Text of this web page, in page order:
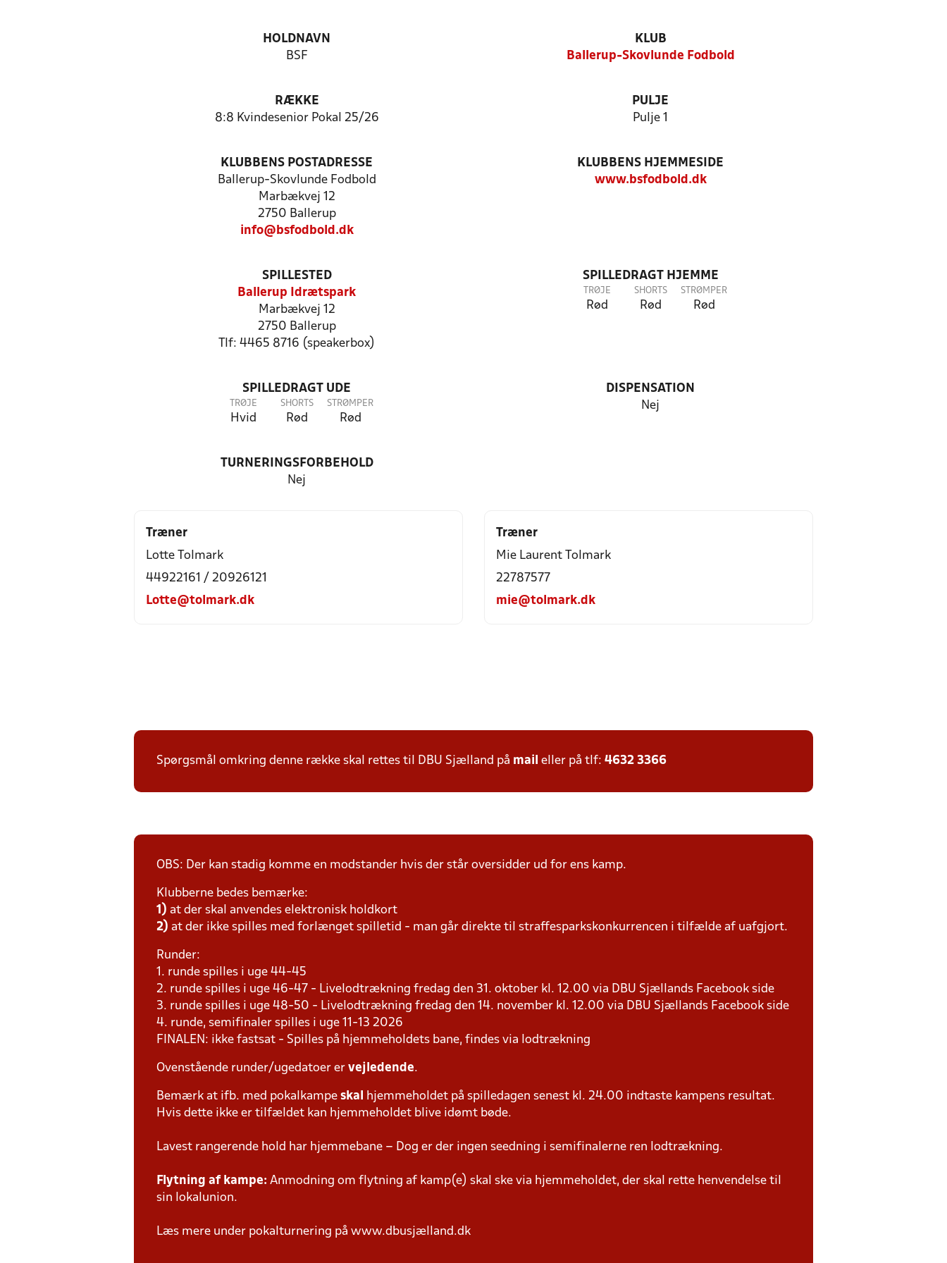
HOLDNAVN
BSF
KLUB
Ballerup-Skovlunde Fodbold
RÆKKE
8:8 Kvindesenior Pokal 25/26
PULJE
Pulje 1
KLUBBENS POSTADRESSE
Ballerup-Skovlunde Fodbold
Marbækvej 12
2750 Ballerup
info@bsfodbold.dk
KLUBBENS HJEMMESIDE
www.bsfodbold.dk
SPILLESTED
Ballerup Idrætspark
Marbækvej 12
2750 Ballerup
Tlf: 4465 8716 (speakerbox)
SPILLEDRAGT HJEMME
TRØJE
Rød
SHORTS
Rød
STRØMPER
Rød
SPILLEDRAGT UDE
TRØJE
Hvid
SHORTS
Rød
STRØMPER
Rød
DISPENSATION
Nej
TURNERINGSFORBEHOLD
Nej
Træner
Lotte Tolmark
44922161 / 20926121
Lotte@tolmark.dk
Træner
Mie Laurent Tolmark
22787577
mie@tolmark.dk
Spørgsmål omkring denne række skal rettes til DBU Sjælland på mail eller på tlf: 4632 3366
OBS: Der kan stadig komme en modstander hvis der står oversidder ud for ens kamp.
Klubberne bedes bemærke:
1) at der skal anvendes elektronisk holdkort
2) at der ikke spilles med forlænget spilletid - man går direkte til straffesparkskonkurrencen i tilfælde af uafgjort.
Runder:
1. runde spilles i uge 44-45
2. runde spilles i uge 46-47 - Livelodtrækning fredag den 31. oktober kl. 12.00 via DBU Sjællands Facebook side
3. runde spilles i uge 48-50 - Livelodtrækning fredag den 14. november kl. 12.00 via DBU Sjællands Facebook side
4. runde, semifinaler spilles i uge 11-13 2026
FINALEN: ikke fastsat - Spilles på hjemmeholdets bane, findes via lodtrækning
Ovenstående runder/ugedatoer er vejledende.
Bemærk at ifb. med pokalkampe skal
hjemmeholdet på spilledagen senest kl. 24.00 indtaste kampens resultat.
Hvis dette ikke er tilfældet kan hjemmeholdet blive idømt bøde.
Lavest rangerende hold har hjemmebane – Dog er der ingen seedning i semifinalerne ren lodtrækning.
Flytning af kampe: Anmodning om flytning af kamp(e) skal ske via hjemmeholdet, der skal rette henvendelse til
sin lokalunion.
Læs mere under pokalturnering på www.dbusjælland.dk